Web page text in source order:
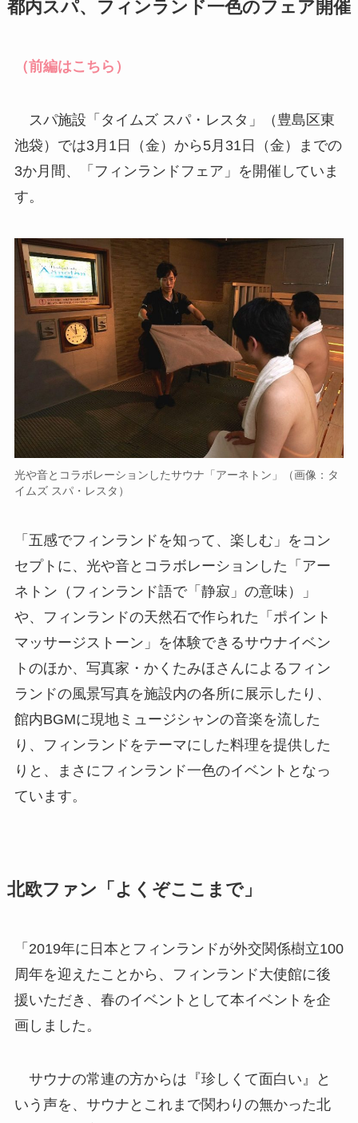
都内スパ、フィンランド一色のフェア開催
（前編はこちら）
スパ施設「タイムズ スパ・レスタ」（豊島区東
池袋）では3月1日（金）から5月31日（金）までの
3か月間、「フィンランドフェア」を開催していま
す。
光や音とコラボレーションしたサウナ「アーネトン」（画像：タ
イムズ スパ・レスタ）
「五感でフィンランドを知って、楽しむ」をコン
セプトに、光や音とコラボレーションした「アー
ネトン（フィンランド語で「静寂」の意味）」
や、フィンランドの天然石で作られた「ポイント
マッサージストーン」を体験できるサウナイベン
トのほか、写真家・かくたみほさんによるフィン
ランドの風景写真を施設内の各所に展示したり、
館内BGMに現地ミュージシャンの音楽を流した
り、フィンランドをテーマにした料理を提供した
りと、まさにフィンランド一色のイベントとなっ
ています。
北欧ファン「よくぞここまで」
「2019年に日本とフィンランドが外交関係樹立100
周年を迎えたことから、フィンランド大使館に後
援いただき、春のイベントとして本イベントを企
画しました。
サウナの常連の方からは『珍しくて面白い』と
いう声を、サウナとこれまで関わりの無かった北